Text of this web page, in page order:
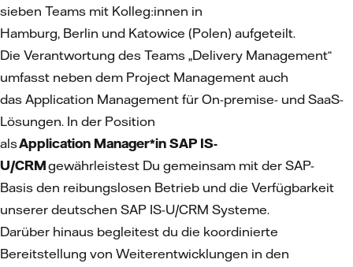
sieben Teams mit Kolleg:innen in
Hamburg, Berlin und Katowice (Polen) aufgeteilt.
Die Verantwortung des Teams „Delivery Management“
umfasst neben dem Project Management auch
das Application Management für On-premise- und SaaS-
Lösungen. In der Position
alsApplication Manager*in SAP IS-
U/CRMgewährleistest Du gemeinsam mit der SAP-
Basis den reibungslosen Betrieb und die Verfügbarkeit
unserer deutschen SAP IS-U/CRM Systeme.
Darüber hinaus begleitest du die koordinierte
Bereitstellung von Weiterentwicklungen in den